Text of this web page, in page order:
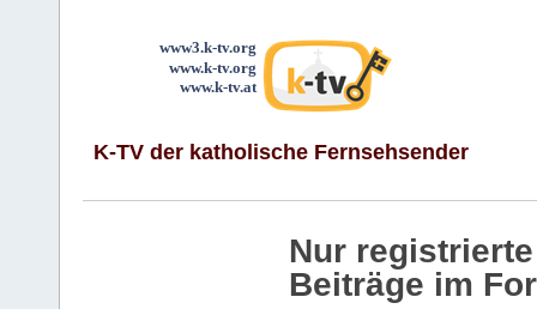
www3.k-tv.org
www.k-tv.org
www.k-tv.at
K-TV der katholische Fernsehsender
Nur
Beiträge im